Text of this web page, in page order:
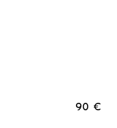
90 €